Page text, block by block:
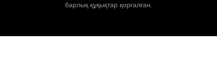
барлық құқықтар қорғалған.